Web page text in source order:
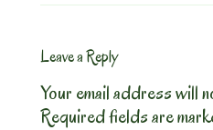
Leave a Reply
Your email address will
Required fields are